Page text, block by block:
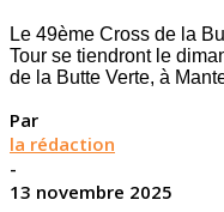
Le 49ème Cross de la
Tour se tiendront le
de la Butte Verte, à
Par
la rédaction
-
13 novembre 2025